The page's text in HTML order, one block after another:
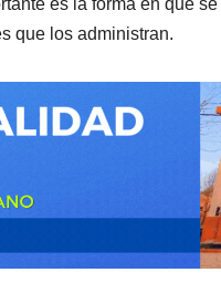
es la forma en que se
que los administran.